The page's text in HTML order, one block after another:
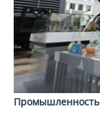
Промышленность